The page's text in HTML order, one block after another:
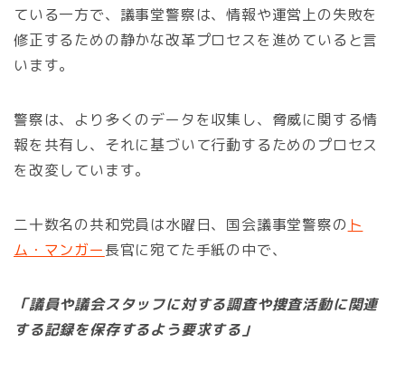
ている一方で、議事堂警察は、情報や運営上の失敗を
修正するための静かな改革プロセスを進めていると言
います。
警察は、より多くのデータを収集し、脅威に関する情
報を共有し、それに基づいて行動するためのプロセス
を改変しています。
二十数名の共和党員は水曜日、国会議事堂警察の ト
ム・マンガー長官に宛てた手紙の中で、
「議員や議会スタッフに対する調査や捜査活動に関連
する記録を保存するよう要求する」